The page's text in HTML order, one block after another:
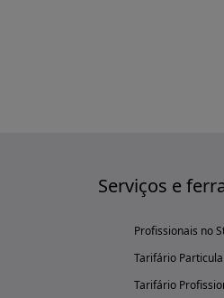
Serviços e
Profissionais no
Tarifário
Tarifário